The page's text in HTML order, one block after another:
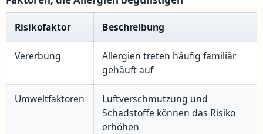
Risikofaktor Beschreibung
Vererbung
Allergien treten häufig familiär
gehäuft auf
Umweltfaktoren
Luftverschmutzung und
Schadstoffe können das Risiko
erhöhen